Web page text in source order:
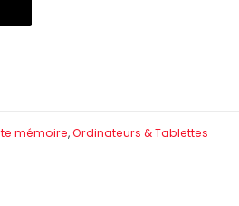
mémoire,Ordinateurs & Tablettes